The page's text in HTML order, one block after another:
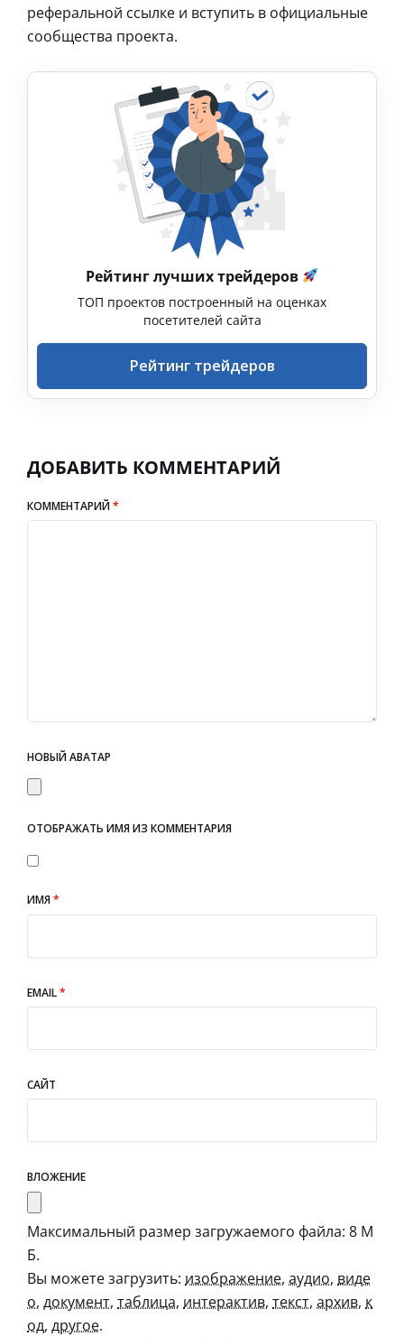
реферальной ссылке и вступить в официальные
сообщества проекта.
Рейтинг лучших трейдеров
ТОП проектов построенный на оценках
посетителей сайта
Рейтинг трейдеров
ДОБАВИТЬ КОММЕНТАРИЙ
КОММЕНТАРИЙ*
НОВЫЙ АВАТАР
ОТОБРАЖАТЬ ИМЯ ИЗ КОММЕНТАРИЯ
ИМЯ*
EMAIL*
САЙТ
ВЛОЖЕНИЕ
Максимальный размер загружаемого файла: 8 М
Б.
Вы можете загрузить: изображение, аудио, виде
о, документ, таблица, интерактив, текст, архив, к
од, другое.